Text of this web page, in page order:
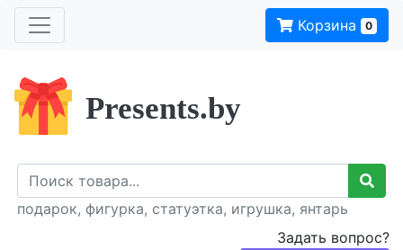
Корзина 0
Presents.by
подарок, фигурка, статуэтка, игрушка, янтарь
Задать вопрос?